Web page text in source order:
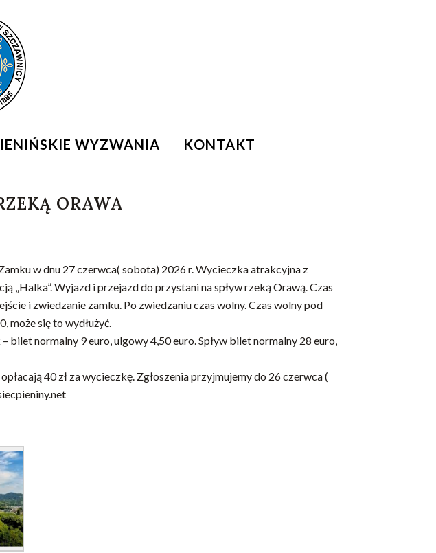
WYZWANIA KONTAKT
ORAWA
w dnu 27 czerwca( sobota) 2026 r. Wycieczka atrakcyjna z
„Halka”. Wyjazd i przejazd do przystani na spływ rzeką Orawą. Czas
i zwiedzanie zamku. Po zwiedzaniu czas wolny. Czas wolny pod
może się to wydłużyć.
bilet normalny 9 euro, ulgowy 4,50 euro. Spływ bilet normalny 28 euro,
40 zł za wycieczkę. Zgłoszenia przyjmujemy do 26 czerwca (